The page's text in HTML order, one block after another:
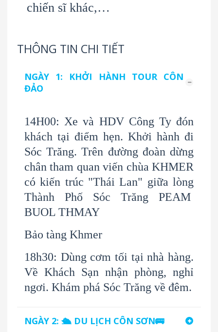
chiến sĩ khác,…
THÔNG TIN CHI TIẾT
NGÀY 1: KHỞI HÀNH TOUR CÔN
ĐẢO
14H00: Xe và HDV Công Ty đón
khách tại điểm hẹn. Khởi hành đi
Sóc Trăng. Trên đường đoàn dừng
chân tham quan viến chùa KHMER
có kiến trúc "Thái Lan" giữa lòng
Thành Phố Sóc Trăng PEAM
BUOL THMAY
Bảo tàng Khmer
18h30: Dùng cơm tối tại nhà hàng.
Về Khách Sạn nhận phòng, nghỉ
ngơi. Khám phá Sóc Trăng về đêm.
NGÀY 2: 🛳 DU LỊCH CÔN SƠN🚌